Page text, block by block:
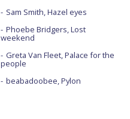
Sam Smith, Hazel eyes
Phoebe Bridgers, Lost
weekend
Greta Van Fleet, Palace for the
people
beabadoobee, Pylon